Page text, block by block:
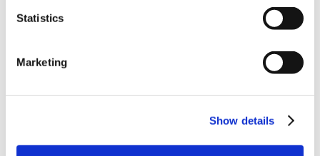
Statistics
Marketing
Show details
在庫：× |85ポイント
モンスターハンター20周年-大狩猟展- アクリルスタンド／